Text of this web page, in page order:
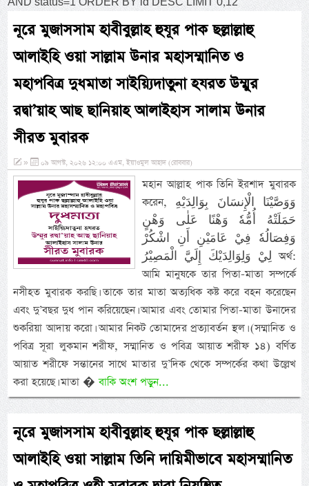
নূরে মুজাসসাম হাবীবুল্লাহ হুযূর পাক ছল্লাল্লাহু
আলাইহি ওয়া সাল্লাম উনার মহাসম্মানিত ও
মহাপবিত্র দুধমাতা সাইয়্যিদাতুনা হযরত উম্মুর
রদ্বা’য়াহ আছ ছানিয়াহ আলাইহাস সালাম উনার
সীরত মুবারক
» ০৯ আগস্ট, ২০২৬ ১২:০০ এএম, ইয়াওমুল আহাদ (রোববার)
মহান আল্লাহ পাক তিনি ইরশাদ মুবারক
করেন, وَوَصَّيْنَا الْإِنسَانَ بِوَالِدَيْهِ
حَمَلَتْهُ أُمُّهٗ وَهْنًا عَلٰى وَهْنٍ
وَفِصَالُهٗ فِيْ عَامَيْنِ أَنِ اشْكُرْ
لِيْ وَلِوَالِدَيْكَ إِلَيَّ الْمَصِيْرُ অর্থ:
আমি মানুষকে তার পিতা-মাতা সম্পর্কে
নসীহত মুবারক করছি। তাকে তার মাতা অত্যধিক কষ্ট করে বহন করেছেন
এবং দু’বছর দুধ পান করিয়েছেন। আমার এবং তোমার পিতা-মাতা উনাদের
শুকরিয়া আদায় করো। আমার নিকট তোমাদের প্রত্যাবর্তন স্থল। (সম্মানিত ও
পবিত্র সূরা লুকমান শরীফ, সম্মানিত ও পবিত্র আয়াত শরীফ ১৪) বর্ণিত
আয়াত শরীফে সন্তানের সাথে মাতার দু’দিক থেকে সম্পর্কের কথা উল্লেখ
করা হয়েছে। মাতা �বাকি অংশ পড়ুন...
নূরে মুজাসসাম হাবীবুল্লাহ হুযূর পাক ছল্লাল্লাহু
আলাইহি ওয়া সাল্লাম তিনি দায়িমীভাবে মহাসম্মানিত